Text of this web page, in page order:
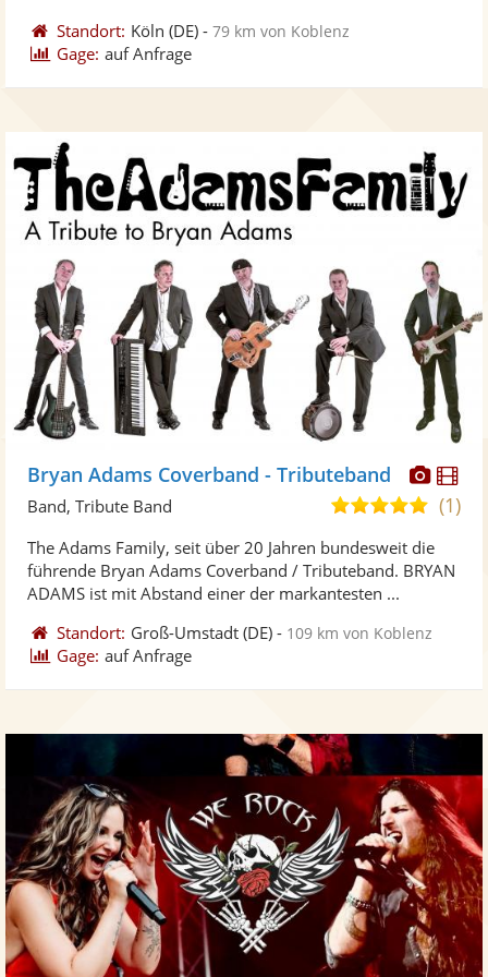
Standort: Köln (DE) -79 km von Koblenz
Gage: auf Anfrage
Fotos
Bryan Adams Coverband - Tributeband
5,0
5
(1)
Band, Tribute Band
The Adams Family, seit über 20 Jahren bundesweit die
führende Bryan Adams Coverband / Tributeband. BRYAN
ADAMS ist mit Abstand einer der markantesten ...
Standort: Groß-Umstadt (DE) - 109 km von Koblenz
Gage: auf Anfrage